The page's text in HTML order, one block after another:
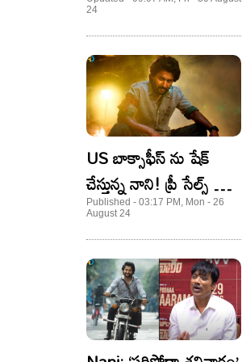
నాని మాస్‌ కుమ్ముడు ఇది..
తొలి రోజే అన్ని కోట్లు
24
US బాక్సాఫీస్ ను షేక్
చేస్తున్న నాని! ప్రీ సేల్స్ లో
తగ్గేదే లే..
Published - 03:17 PM, Mon - 26
August 24